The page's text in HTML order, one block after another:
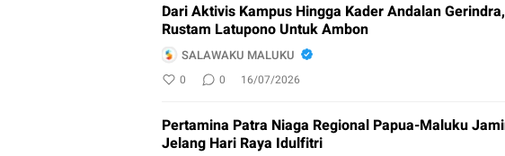
Dari Aktivis Kampus Hingga Kader Andalan
Rustam Latupono Untuk Ambon
SALAWAKU MALUKU
0 0 16/07/2026
Pertamina Patra Niaga Regional Papua-Maluku
Jelang Hari Raya Idulfitri